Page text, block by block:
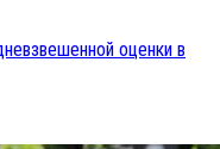
оценки в